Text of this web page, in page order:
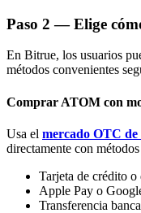
Paso 2 — Elige
En Bitrue, los usuarios
métodos convenientes
Comprar ATOM con
Usa el mercado OTC
directamente con
Tarjeta de crédito o
Apple Pay o
Transferencia